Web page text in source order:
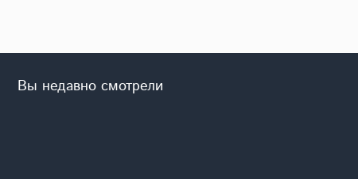
D193 Проект
холодным чердаком